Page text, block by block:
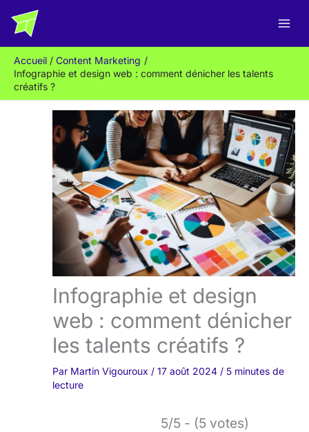
Accueil
Content Marketing
Infographie et design web : comment dénicher les talents
créatifs ?
Infographie et design
web : comment dénicher
les talents créatifs ?
Par Martin Vigouroux / 17 août 2024 / 5 minutes de
lecture
5/5 - (5 votes)
e
c
h
e